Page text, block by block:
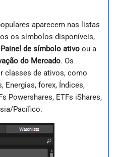
aparecem nas listas
os símbolos disponíveis,
Painel de símbolo ativoou a
do Mercado. Os
classes de ativos, como
Energias, forex, Índices,
Powershares, ETFs iShares,
Pacífico.